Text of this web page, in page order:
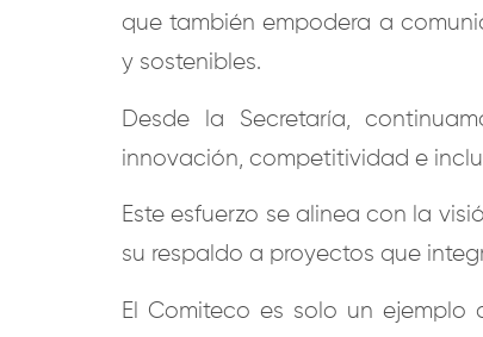
que también empodera a
y sostenibles.
Desde la Secretaría,
innovación, competitividad e
Este esfuerzo se alinea con la
su respaldo a proyectos que
El Comiteco es solo un